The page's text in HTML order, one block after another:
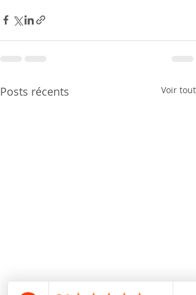
Posts récents Voir tout